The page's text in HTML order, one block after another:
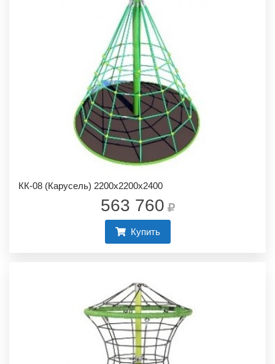
КК-08 (Карусель) 2200х2200х2400
563 760
Купить